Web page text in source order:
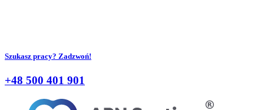
Szukasz pracy? Zadzwoń!
+48 500 401 901